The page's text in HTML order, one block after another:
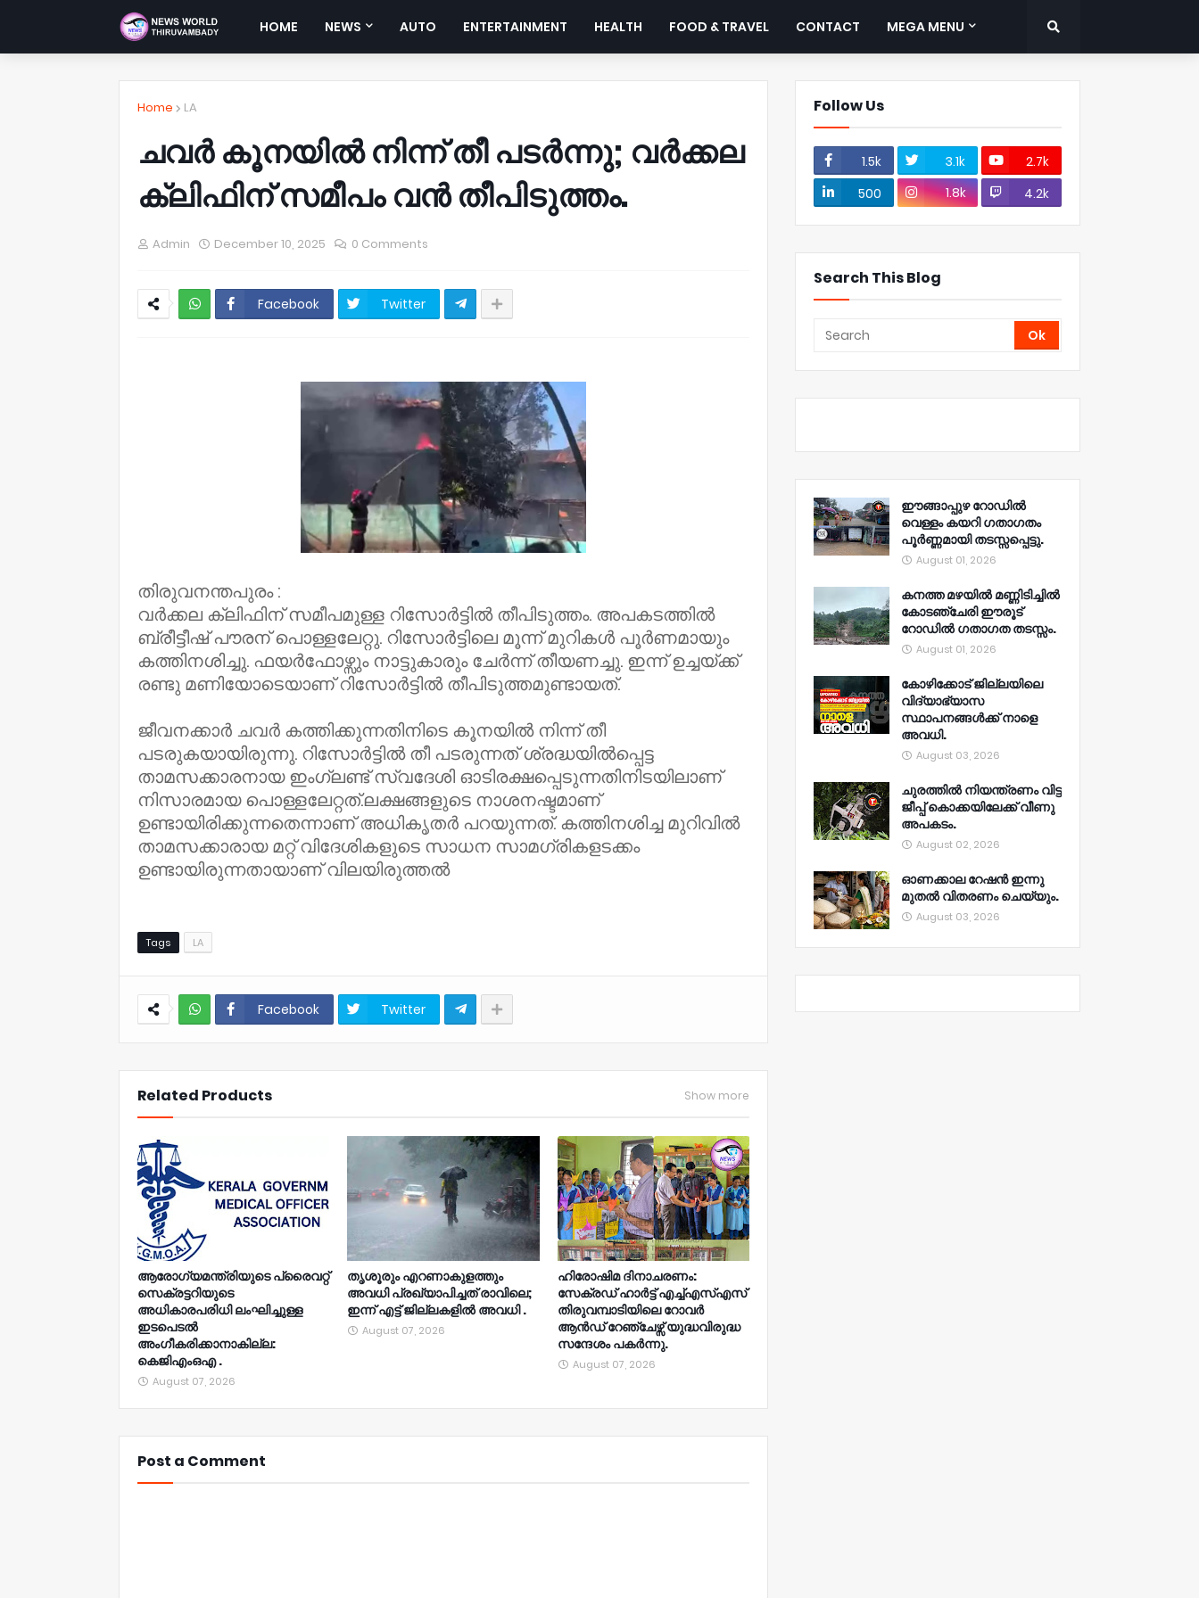
HOME NEWS AUTO ENTERTAINMENT HEALTH FOOD & TRAVEL CONTACT MEGA MENU
Home LA
ചവർ കൂനയിൽ നിന്ന് തീ പടർന്നു; വർക്കല
ക്ലിഫിന് സമീപം വൻ തീപിടുത്തം.
Admin December 10, 2025 0 Comments
Facebook Twitter
തിരുവനന്തപുരം :
വർക്കല ക്ലിഫിന് സമീപമുള്ള റിസോർട്ടിൽ തീപിടുത്തം. അപകടത്തിൽ
ബ്രീട്ടീഷ് പൗരന് പൊള്ളലേറ്റു. റിസോർട്ടിലെ മൂന്ന് മുറികൾ പൂർണമായും
കത്തിനശിച്ചു. ഫയർഫോഴ്സും നാട്ടുകാരും ചേർന്ന് തീയണച്ചു. ഇന്ന് ഉച്ചയ്ക്ക്
രണ്ടു മണിയോടെയാണ് റിസോർട്ടിൽ തീപിടുത്തമുണ്ടായത്.
ജീവനക്കാർ ചവർ കത്തിക്കുന്നതിനിടെ കൂനയിൽ നിന്ന് തീ
പടരുകയായിരുന്നു. റിസോർട്ടിൽ തീ പടരുന്നത് ശ്രദ്ധയിൽപ്പെട്ട
താമസക്കാരനായ ഇംഗ്ലണ്ട് സ്വദേശി ഓടിരക്ഷപ്പെടുന്നതിനിടയിലാണ്
നിസാരമായ പൊള്ളലേറ്റത്.ലക്ഷങ്ങളുടെ നാശനഷ്ടമാണ്
ഉണ്ടായിരിക്കുന്നതെന്നാണ് അധികൃതർ പറയുന്നത്. കത്തിനശിച്ച മുറിവിൽ
താമസക്കാരായ മറ്റ് വിദേശികളുടെ സാധന സാമഗ്രികളടക്കം
ഉണ്ടായിരുന്നതായാണ് വിലയിരുത്തൽ
Tags LA
Facebook Twitter
Related Products Show more
ആരോഗ്യമന്ത്രിയുടെ പ്രൈവറ്റ്
സെക്രട്ടറിയുടെ
അധികാരപരിധി ലംഘിച്ചുള്ള
ഇടപെടൽ
അംഗീകരിക്കാനാകില്ല:
കെജിഎംഒഎ .
August 07, 2026
തൃശൂരും എറണാകുളത്തും
അവധി പ്രഖ്യാപിച്ചത് രാവിലെ;
ഇന്ന് എട്ട് ജില്ലകളിൽ അവധി .
August 07, 2026
ഹിരോഷിമ ദിനാചരണം:
സേക്രഡ് ഹാർട്ട് എച്ച്എസ്എസ്
തിരുവമ്പാടിയിലെ റോവർ
ആൻഡ് റേഞ്ചേഴ്സ് യുദ്ധവിരുദ്ധ
സന്ദേശം പകർന്നു.
August 07, 2026
Post a Comment
Follow Us
1.5k 3.1k
2.7k
500
1.8k 4.2k
Search This Blog
ഈങ്ങാപ്പുഴ റോഡിൽ
വെള്ളം കയറി ഗതാഗതം
പൂർണ്ണമായി തടസ്സപ്പെട്ടു.
August 01, 2026
കനത്ത മഴയിൽ മണ്ണിടിച്ചിൽ
കോടഞ്ചേരി ഈരൂട്
റോഡിൽ ഗതാഗത തടസ്സം.
August 01, 2026
കോഴിക്കോട് ജില്ലയിലെ
വിദ്യാഭ്യാസ
സ്ഥാപനങ്ങൾക്ക് നാളെ
അവധി.
August 03, 2026
ചുരത്തിൽ നിയന്ത്രണം വിട്ട
ജീപ്പ് കൊക്കയിലേക്ക് വീണു
അപകടം.
August 02, 2026
ഓണക്കാല റേഷൻ ഇന്നു
മുതല്‍ വിതരണം ചെയ്യും.
August 03, 2026